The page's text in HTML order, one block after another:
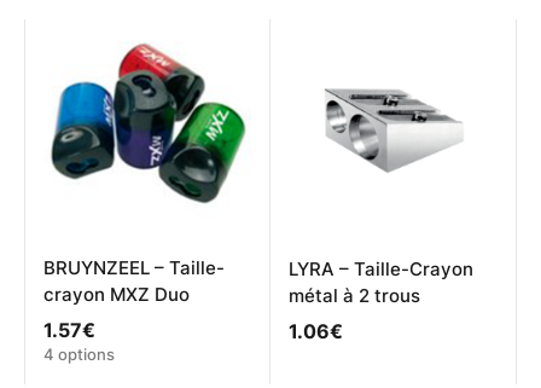
BRUYNZEEL – Taille-
crayon MXZ Duo
1.57€
Ce
4 options
LYRA – Taille-Crayon
métal à 2 trous
1.06€